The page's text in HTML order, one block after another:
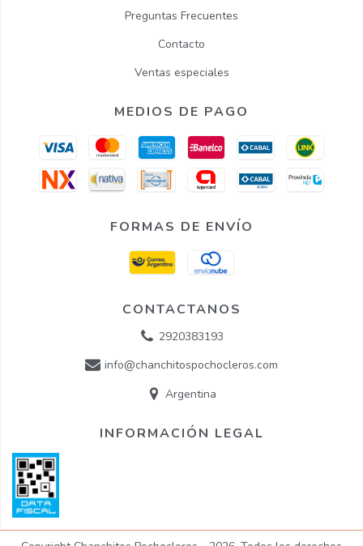
Preguntas Frecuentes
Contacto
Ventas especiales
MEDIOS DE PAGO
FORMAS DE ENVÍO
CONTACTANOS
2920383193
info@chanchitospochocleros.com
Argentina
INFORMACIÓN LEGAL